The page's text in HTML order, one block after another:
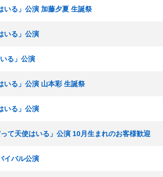
いる」公演 加藤夕夏 生誕祭
いる」公演
る」公演
いる」公演 山本彩 生誕祭
いる」公演
て天使はいる」公演 10月生まれのお客様歓迎
イバル公演